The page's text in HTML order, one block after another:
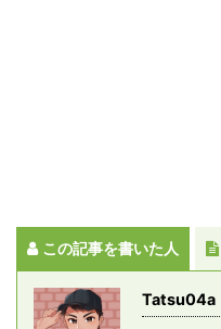
この記事を書いた人
Tatsu04a